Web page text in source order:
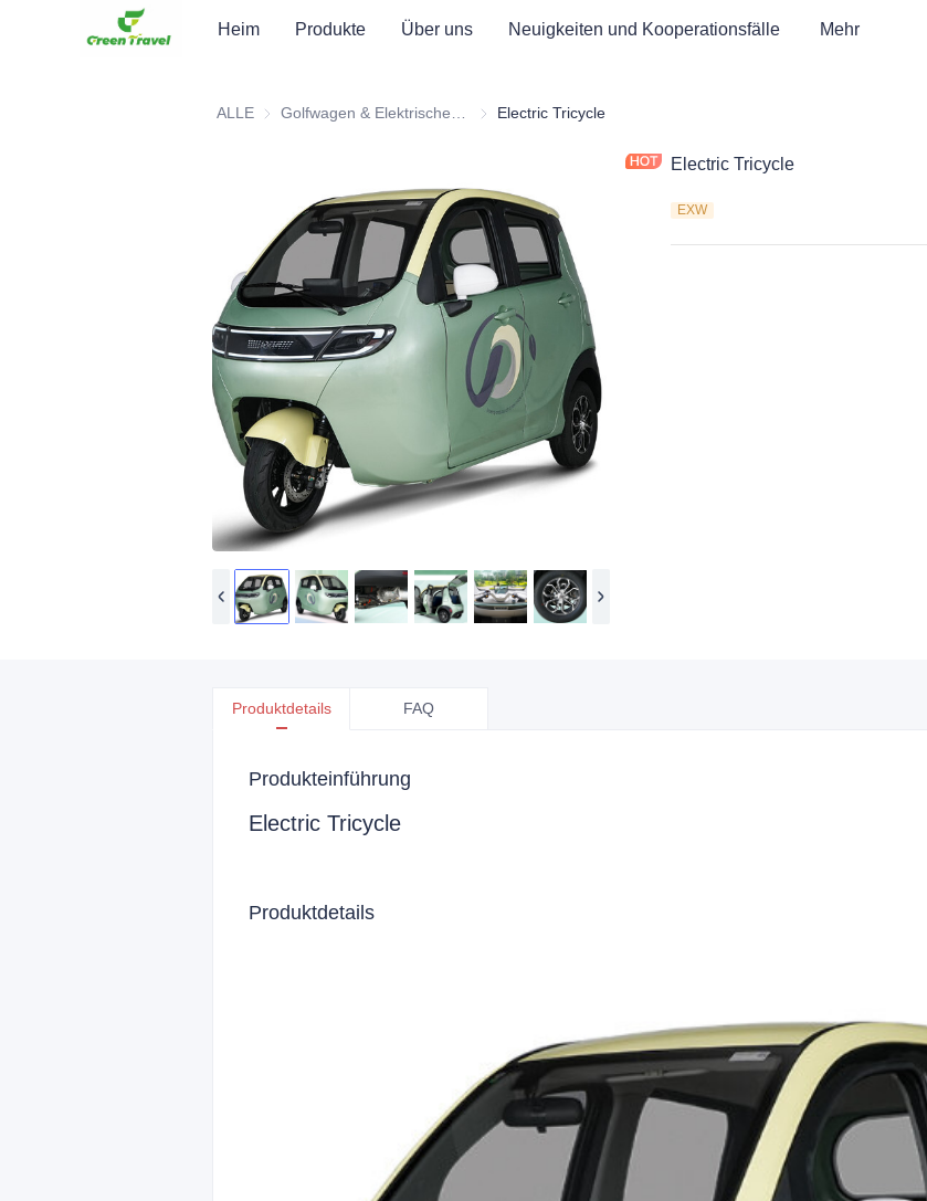
Heim Produkte Über uns Neuigkeiten und Kooperationsfälle Mehr
ALLE Golfwagen & Elektrisches Dreirad ATV
Electric Tricycle
Electric Tricycle
EXW
Produktdetails FAQ
Produkteinführung
Electric Tricycle
Produktdetails